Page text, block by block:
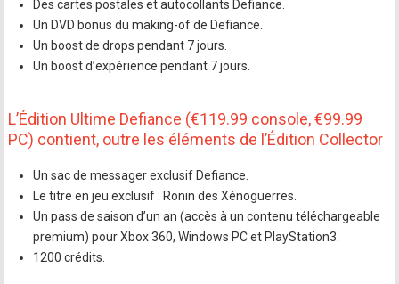
Des cartes postales et autocollants Defiance.
Un DVD bonus du making-of de Defiance.
Un boost de drops pendant 7 jours.
Un boost d’expérience pendant 7 jours.
L’Édition Ultime Defiance (€119.99 console, €99.99
PC) contient, outre les éléments de l’Édition Collector
Un sac de messager exclusif Defiance.
Le titre en jeu exclusif : Ronin des Xénoguerres.
Un pass de saison d’un an (accès à un contenu téléchargeable
premium) pour Xbox 360, Windows PC et PlayStation3.
1200 crédits.